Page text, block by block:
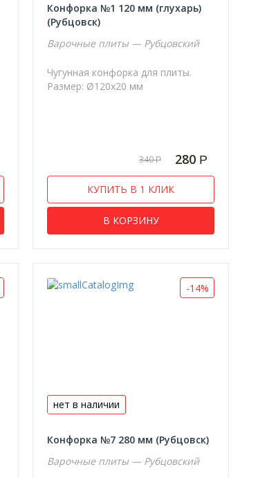
Конфорка №1 120 мм (глухарь)
(Рубцовск)
Варочные плиты — Рубцовский
Чугунная конфорка для плиты.
Размер: Ø120х20 мм
340Р 280 Р
КУПИТЬ В 1 КЛИК
В КОРЗИНУ
-14%
нет в наличии
Конфорка №7 280 мм (Рубцовск)
Варочные плиты — Рубцовский